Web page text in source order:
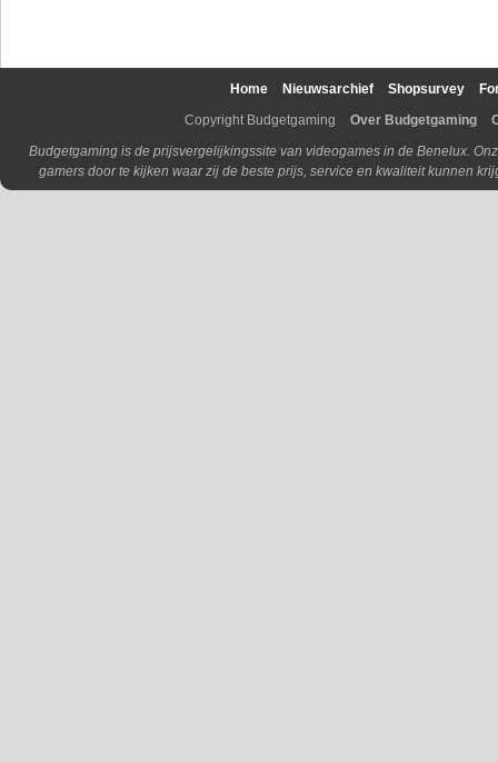
Home Nieuwsarchief Shopsurvey
Copyright Budgetgaming
Over Budgetgaming
Budgetgaming is de prijsvergelijkingssite van videogames in de Benelux.
gamers door te kijken waar zij de beste prijs, service en kwaliteit kunnen